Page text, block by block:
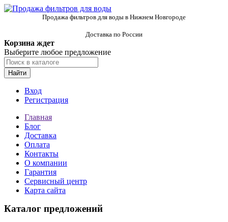
Продажа фильтров для воды в Нижнем Новгороде
Доставка по России
Корзина ждет
Выберите любое предложение
Найти
Вход
Регистрация
Главная
Блог
Доставка
Оплата
Контакты
О компании
Гарантия
Сервисный центр
Карта сайта
Каталог предложений